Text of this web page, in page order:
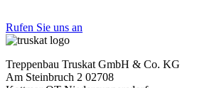
Rufen Sie uns an
Treppenbau Truskat GmbH & Co. KG
Am Steinbruch 2 02708